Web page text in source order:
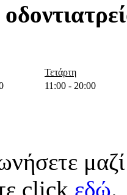
Τετάρτη
11:00 - 20:00
click εδώ.